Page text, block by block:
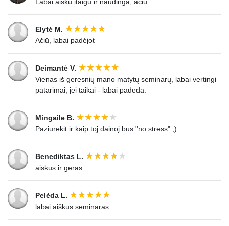
Elytė M.
Ačiū, labai padėjot
Deimantė V.
Vienas iš geresnių mano matytų seminarų, labai vertingi
patarimai, jei taikai - labai padeda.
Mingaile B.
Paziurekit ir kaip toj dainoj bus "no stress" ;)
Benediktas L.
aiskus ir geras
Pelėda L.
labai aiškus seminaras.